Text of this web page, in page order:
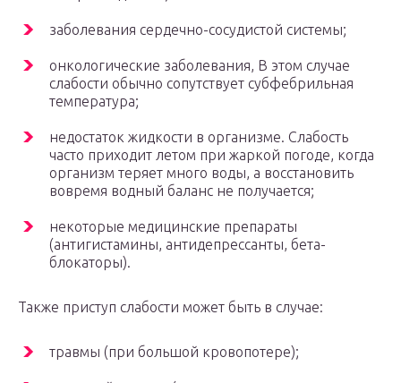
заболевания сердечно-сосудистой системы;
онкологические заболевания, В этом случае
слабости обычно сопутствует субфебрильная
температура;
недостаток жидкости в организме. Слабость
часто приходит летом при жаркой погоде, когда
организм теряет много воды, а восстановить
вовремя водный баланс не получается;
некоторые медицинские препараты
(антигистамины, антидепрессанты, бета-
блокаторы).
Также приступ слабости может быть в случае:
травмы (при большой кровопотере);